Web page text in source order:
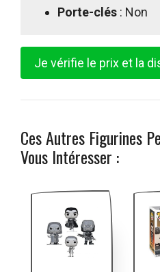
Porte-clés : Non
Je vérifie le prix et la
Ces Autres Figurines
Vous Intéresser :